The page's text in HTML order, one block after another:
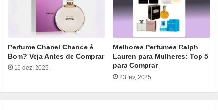
Perfume Chanel Chance é
Bom? Veja Antes de Comprar
16 dez, 2025
Melhores Perfumes Ralph
Lauren para Mulheres: Top 5
para Comprar
23 fev, 2025